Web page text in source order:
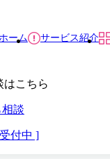
ーム サービス紹介
はこちら
相談
付中 ]